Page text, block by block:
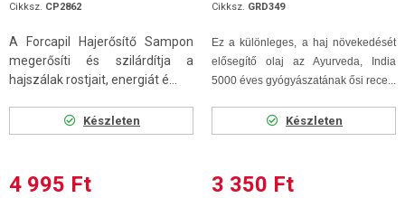
Cikksz. CP2862
A Forcapil Hajerősítő Sampon
megerősíti és szilárdítja a
hajszálak rostjait, energiát é...
Készleten
4 995 Ft
Cikksz. GRD349
Ez a különleges, a haj növekedését
elősegítő olaj az Ayurveda, India
5000 éves gyógyászatának ősi rece...
Készleten
3 350 Ft